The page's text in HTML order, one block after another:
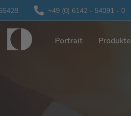
+49 (0) 6142 - 54091 - 0
Portrait Produkte